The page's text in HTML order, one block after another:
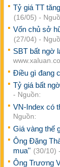
Tỷ giá TT
(16/05) -
Vốn chủ sở
(27/04) -
SBT bất ngờ
Điều gì đang
Tỷ giá bất
- Nguồn:
VN-Index có
Nguồn:
Giá vàng thế
Ông Đặng
mua'' (30/10)
Ông Trương